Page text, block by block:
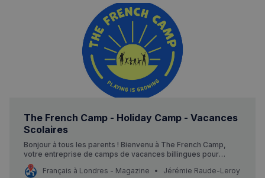
The French Camp - Holiday Camp - Vacances
Scolaires
Bonjour à tous les parents ! Bienvenu à The French Camp,
votre entreprise de camps de vacances billingues pour
enfants. Depuis plusieurs années, nous avons eu
l’opportunité de partager notre passion pour l’animation et le
Français à Londres - Magazine Jérémie Raude-Leroy